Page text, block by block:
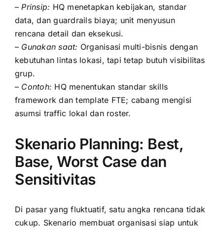
– Prinsip: HQ menetapkan kebijakan, standar
data, dan guardrails biaya; unit menyusun
rencana detail dan eksekusi.
– Gunakan saat: Organisasi multi-bisnis dengan
kebutuhan lintas lokasi, tapi tetap butuh visibilitas
grup.
– Contoh: HQ menentukan standar skills
framework dan template FTE; cabang mengisi
asumsi traffic lokal dan roster.
Skenario Planning: Best,
Base, Worst Case dan
Sensitivitas
Di pasar yang fluktuatif, satu angka rencana tidak
cukup. Skenario membuat organisasi siap untuk